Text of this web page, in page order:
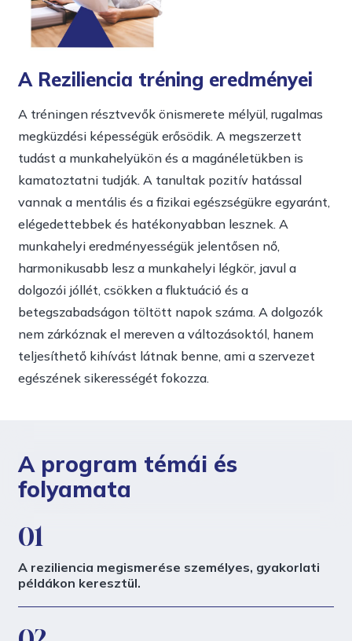
A Reziliencia tréning eredményei
A tréningen résztvevők önismerete mélyül, rugalmas
megküzdési képességük erősödik. A megszerzett
tudást a munkahelyükön és a magánéletükben is
kamatoztatni tudják. A tanultak pozitív hatással
vannak a mentális és a fizikai egészségükre egyaránt,
elégedettebbek és hatékonyabban lesznek. A
munkahelyi eredményességük jelentősen nő,
harmonikusabb lesz a munkahelyi légkör, javul a
dolgozói jóllét, csökken a fluktuáció és a
betegszabadságon töltött napok száma. A dolgozók
nem zárkóznak el mereven a változásoktól, hanem
teljesíthető kihívást látnak benne, ami a szervezet
egészének sikerességét fokozza.
A program témái és
folyamata
01
A reziliencia megismerése személyes, gyakorlati
példákon keresztül.